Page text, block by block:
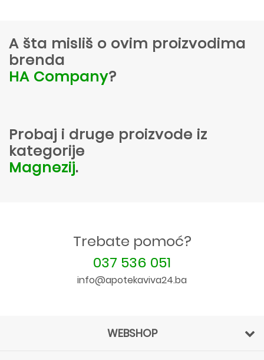
A šta misliš o ovim proizvodima
brenda
HA Company?
Probaj i druge proizvode iz
kategorije
Magnezij.
Trebate pomoć?
037 536 051
info@apotekaviva24.ba
WEBSHOP